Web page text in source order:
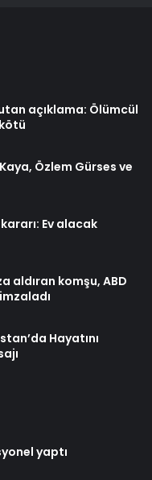
açıklama: Ölümcül
Özlem Gürses ve
Ev alacak
aldıran komşu, ABD
Hayatını
yaptı